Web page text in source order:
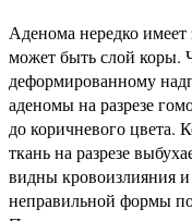
Аденома нередко
может быть слой коры.
деформированному
аденомы на разрезе
до коричневого цвета.
ткань на разрезе
видны кровоизлияния и
неправильной формы